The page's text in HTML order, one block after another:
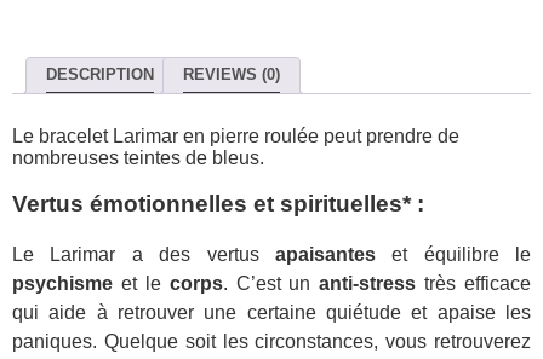
DESCRIPTION REVIEWS (0)
Le bracelet Larimar en pierre roulée peut prendre de
nombreuses teintes de bleus.
Vertus émotionnelles et spirituelles* :
Le Larimar a des vertus apaisanteset équilibre le
psychisme et le corps. C’est unanti-stress très efficace
qui aide à retrouver une certaine quiétude et apaise les
paniques. Quelque soit les circonstances, vous retrouverez